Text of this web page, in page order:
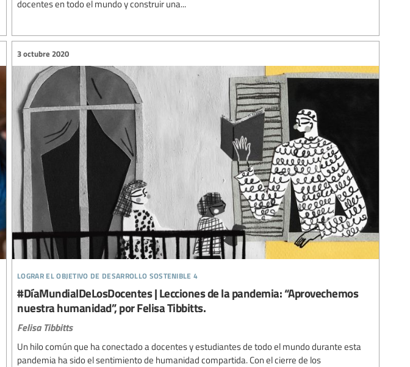
docentes en todo el mundo y construir una...
lograr el objetivo de desarrollo sostenible 4
3 octubre 2020
#DíaMundialDeLosDocentes | Lecciones de la pandemia: “Aprovechemos
nuestra humanidad”, por Felisa Tibbitts.
Felisa Tibbitts
Un hilo común que ha conectado a docentes y estudiantes de todo el mundo durante esta
pandemia ha sido el sentimiento de humanidad compartida. Con el cierre de los